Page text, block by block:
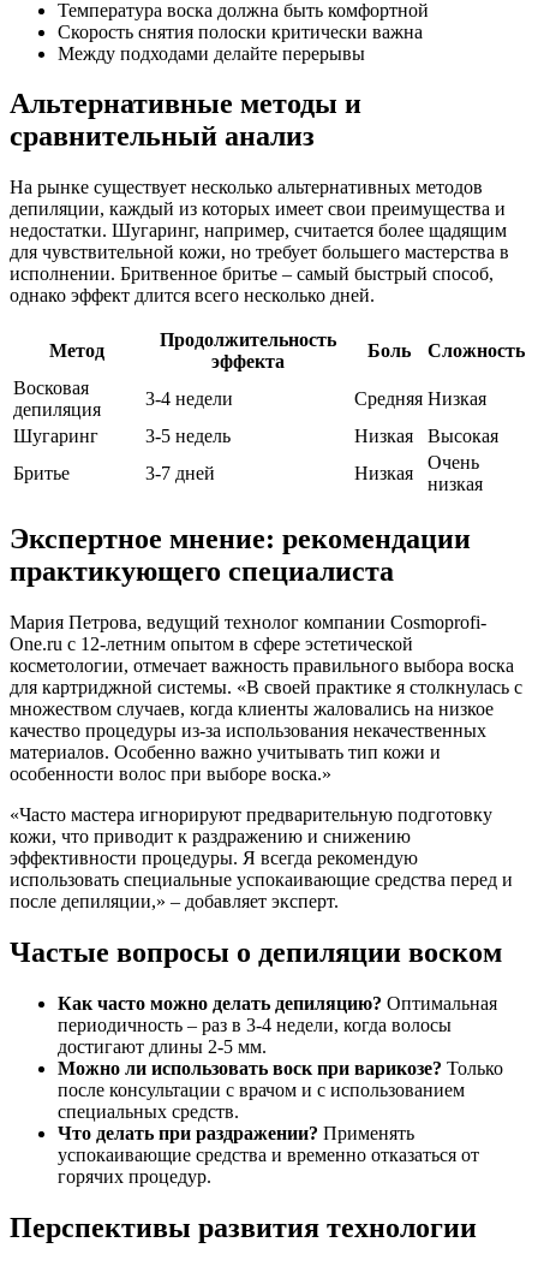
Температура воска должна быть комфортной
Скорость снятия полоски критически важна
Между подходами делайте перерывы
Альтернативные методы и
сравнительный анализ
На рынке существует несколько альтернативных методов
депиляции, каждый из которых имеет свои преимущества и
недостатки. Шугаринг, например, считается более щадящим
для чувствительной кожи, но требует большего мастерства в
исполнении. Бритвенное бритье – самый быстрый способ,
однако эффект длится всего несколько дней.
Метод
Продолжительность
эффекта
Боль
Сложность
Восковая
депиляция
3-4 недели Средняя Низкая
Шугаринг
3-5 недель Низкая
Высокая
Бритье
3-7 дней Низкая
Очень
низкая
Экспертное мнение: рекомендации
практикующего специалиста
Мария Петрова, ведущий технолог компании Cosmoprofi-
One.ru с 12-летним опытом в сфере эстетической
косметологии, отмечает важность правильного выбора воска
для картриджной системы. «В своей практике я столкнулась с
множеством случаев, когда клиенты жаловались на низкое
качество процедуры из-за использования некачественных
материалов. Особенно важно учитывать тип кожи и
особенности волос при выборе воска.»
«Часто мастера игнорируют предварительную подготовку
кожи, что приводит к раздражению и снижению
эффективности процедуры. Я всегда рекомендую
использовать специальные успокаивающие средства перед и
после депиляции,» – добавляет эксперт.
Частые вопросы о депиляции воском
Как часто можно делать депиляцию? Оптимальная
периодичность – раз в 3-4 недели, когда волосы
достигают длины 2-5 мм.
Можно ли использовать воск при варикозе? Только
после консультации с врачом и с использованием
специальных средств.
Что делать при раздражении? Применять
успокаивающие средства и временно отказаться от
горячих процедур.
Перспективы развития технологии